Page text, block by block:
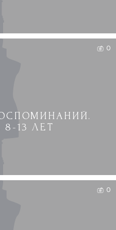
13 ЛЕТ
0
0